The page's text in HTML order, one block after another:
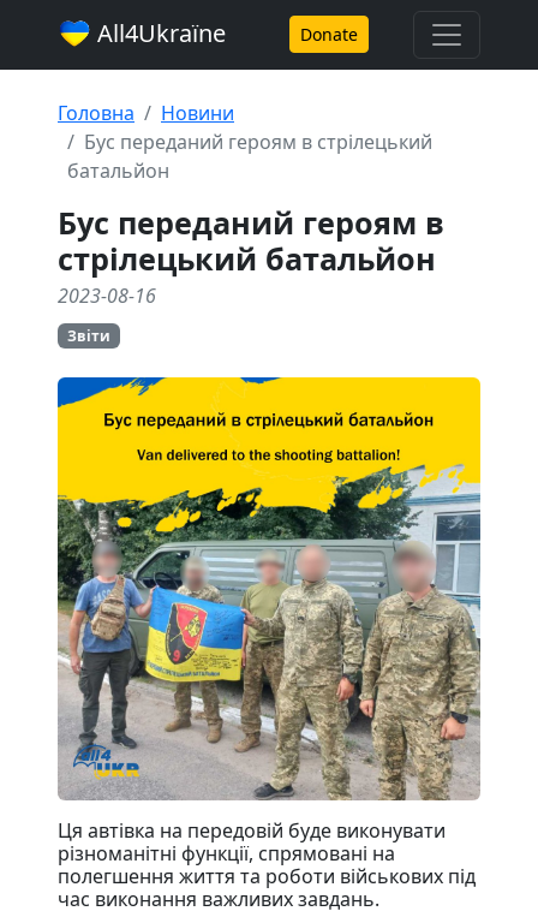
All4Ukraїne Donate
Головна
Новини
Бус переданий героям в стрілецький
батальйон
Бус переданий героям в
стрілецький батальйон
2023-08-16
Звіти
Ця автівка на передовій буде виконувати
різноманітні функції, спрямовані на
полегшення життя та роботи військових під
час виконання важливих завдань.